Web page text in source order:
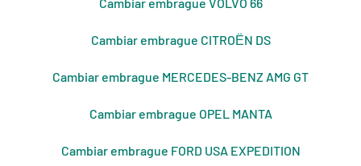
Cambiar embrague CITROЁN DS
Cambiar embrague MERCEDES-BENZ AMG GT
Cambiar embrague OPEL MANTA
Cambiar embrague FORD USA EXPEDITION